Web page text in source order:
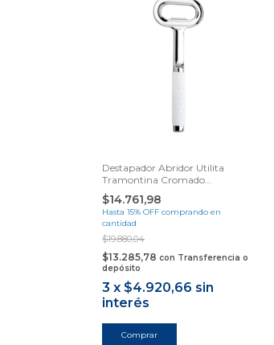
Destapador Abridor Utilita
Tramontina Cromado
Samihome
$14.761,98
Hasta 15% OFF comprando en
cantidad
$19.880,04
$13.285,78 con Transferencia o
depósito
3 x $4.920,66 sin
interés